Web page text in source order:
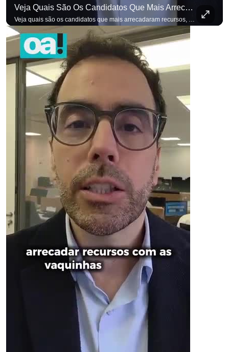
Veja Quais São Os Candidatos Que Mais Arrecadaram Recursos, Até Agora, Por Meio De Vaquinhas Eleito
Veja quais são os candidatos que mais arrecadaram recursos, até agora, por meio de vaquinhas eleitorais. #OAntagonista Se você busca informação com credibilidade, inscreva-se agora e ative o